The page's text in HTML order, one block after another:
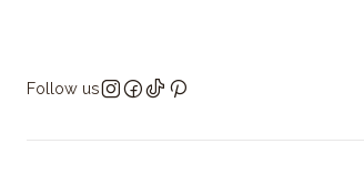
Follow us